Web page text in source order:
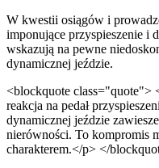
W kwestii osiągów i
imponujące przyspieszenie i
wskazują na pewne
dynamicznej jeździe.
<blockquote class="quote">
reakcja na pedał
dynamicznej jeździe
nierówności. To kompromis
charakterem.</p> </